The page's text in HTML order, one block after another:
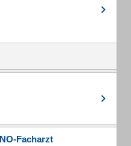
Facharzt